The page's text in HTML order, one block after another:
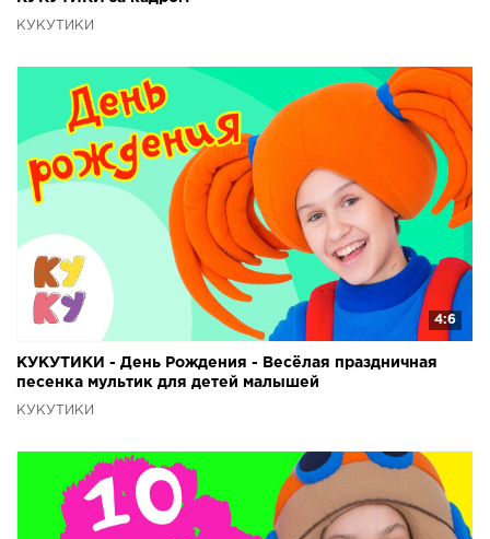
КУКУТИКИ
4:6
КУКУТИКИ - День Рождения - Весёлая праздничная
песенка мультик для детей малышей
КУКУТИКИ